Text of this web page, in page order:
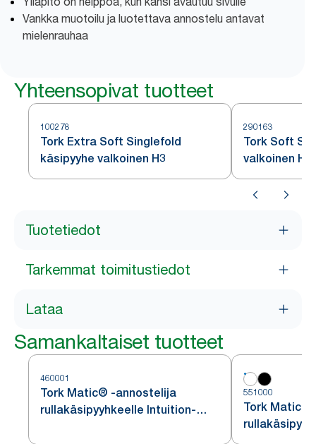
Vankka muotoilu ja luotettava annostelu antavat
mielenrauhaa
Yhteensopivat tuotteet
100278
Tork Extra Soft Singlefold
käsipyyhe valkoinen H3
290163
Tork Soft
valkoinen H3
Tuotetiedot
Tarkemmat toimitustiedot
Lataa
Samankaltaiset tuotteet
460001
Tork Matic® -annostelija
rullakäsipyyhkeelle Intuition-
551000
Tork Matic®
H1